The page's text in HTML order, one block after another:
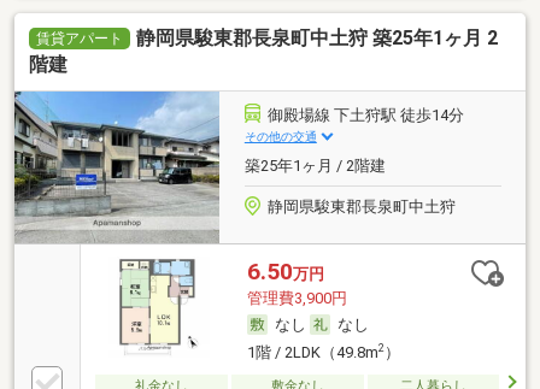
賃貸アパート
静岡県駿東郡長泉町中土狩 築25年1ヶ月 2
階建
御殿場線 下土狩駅 徒歩14分
その他の交通
築25年1ヶ月 / 2階建
静岡県駿東郡長泉町中土狩
6.50万円
管理費3,900円
なし
なし
1階 / 2LDK（49.8m2）